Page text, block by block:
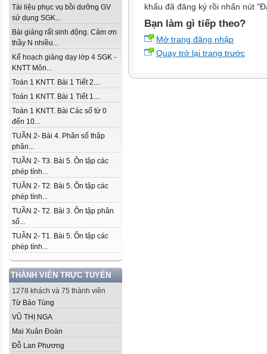
Tài liệu phục vụ bồi dưỡng GV
sử dụng SGK...
Bài giảng rất sinh động. Cảm ơn
thầy N nhiều...
Kế hoạch giảng dạy lớp 4 SGK -
KNTT Môn...
Toán 1 KNTT. Bài 1 Tiết 2....
Toán 1 KNTT. Bài 1 Tiết 1....
Toán 1 KNTT. Bài Các số từ 0
đến 10...
TUẦN 2- Bài 4. Phân số thập
phân...
TUẦN 2- T3. Bài 5. Ôn tập các
phép tính...
TUẦN 2- T2. Bài 5. Ôn tập các
phép tính...
TUẦN 2- T2. Bài 3. Ôn tập phân
số...
TUẦN 2- T1. Bài 5. Ôn tập các
phép tính...
THÀNH VIÊN TRỰC TUYẾN
1278 khách và 75 thành viên
Từ Bảo Tùng
VŨ THỊ NGA
Mai Xuân Đoàn
Đỗ Lan Phương
khẩu đã đăng ký rồi nhấn nút
Bạn làm gì tiếp theo?
Mở trang đăng nhập
Quay trở lại trang trước